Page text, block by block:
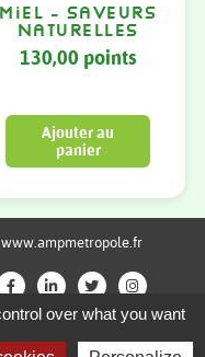
Miel – Saveurs
naturelles
130,00 points
Ajouter au
panier
www.ampmetropole.fr
Provence
over what you want